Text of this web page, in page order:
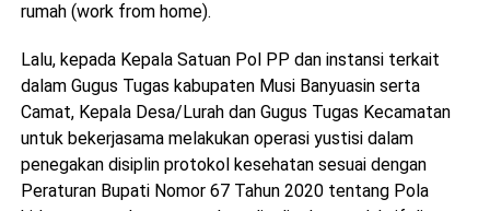
rumah (work from home).
Lalu, kepada Kepala Satuan Pol PP dan instansi terkait
dalam Gugus Tugas kabupaten Musi Banyuasin serta
Camat, Kepala Desa/Lurah dan Gugus Tugas Kecamatan
untuk bekerjasama melakukan operasi yustisi dalam
penegakan disiplin protokol kesehatan sesuai dengan
Peraturan Bupati Nomor 67 Tahun 2020 tentang Pola